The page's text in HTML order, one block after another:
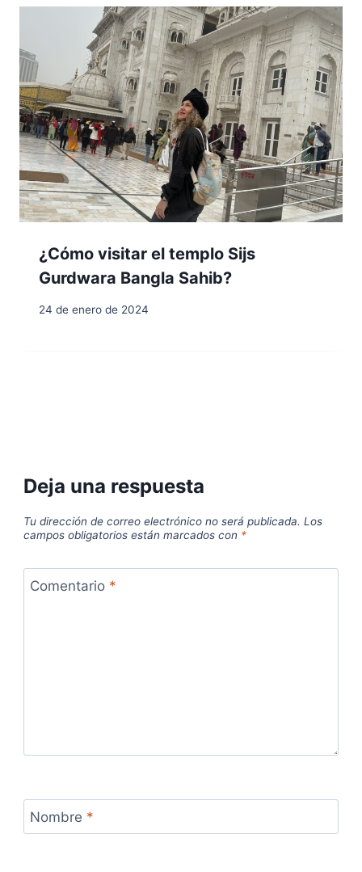
¿Cómo visitar el templo Sijs
Gurdwara Bangla Sahib?
24 de enero de 2024
Deja una respuesta
Tu dirección de correo electrónico no será publicada. Los
campos obligatorios están marcados con *
Comentario *
Nombre *